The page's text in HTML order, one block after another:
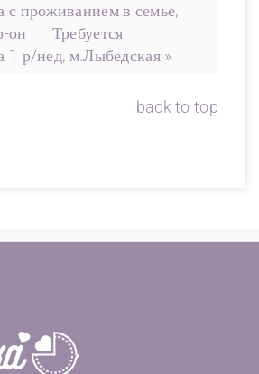
с проживанием в семье,
он
Требуется
1 р/нед, м.Лыбедская »
back to top